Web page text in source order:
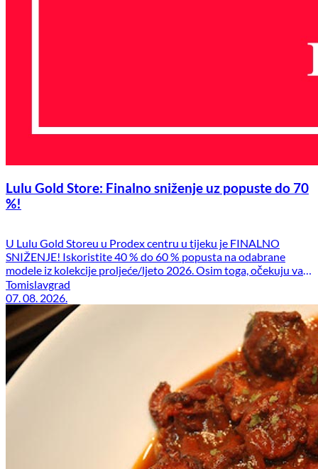
Lulu Gold Store: Finalno sniženje uz popuste do 70
%!
U Lulu Gold Storeu u Prodex centru u tijeku je FINALNO
SNIŽENJE! Iskoristite 40 % do 60 % popusta na odabrane
modele iz kolekcije proljeće/ljeto 2026. Osim toga, očekuju vas
i dodatne pogodnosti: stara kolekcija – 50 % + dodatnih 20 %
popusta stara U.S. Polo Assn. kolekcija – 70 % Posjetite nas u
Prodex centru […]
Tomislavgrad
07. 08. 2026.